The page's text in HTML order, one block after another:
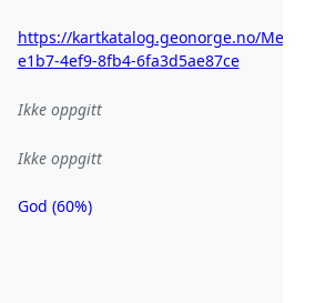
https://kartkatalog.geonorge.no/
e1b7-4ef9-8fb4-6fa3d5ae87ce
Ikke oppgitt
Ikke oppgitt
Metadatakvalitet
God (60%)